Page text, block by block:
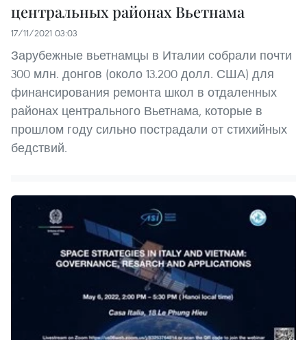
центральных районах Вьетнама
17/11/2021 03:03
Зарубежные вьетнамцы в Италии собрали почти
300 млн. донгов (около 13.200 долл. США) для
финансирования ремонта школ в отдаленных
районах центрального Вьетнама, которые в
прошлом году сильно пострадали от стихийных
бедствий.